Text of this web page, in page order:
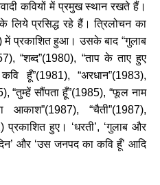
कवियों में प्रमुख स्थान रखते हैं।
लिये प्रसिद्ध रहे हैं। त्रिलोचन का
में प्रकाशित हुआ। उसके बाद “गुलाब
“शब्द”(1980), “ताप के ताए हुए
हूँ”(1981), “अरधान”(1983),
“तुम्हें सौंपता हूँ”(1985), “फूल नाम
“चैती”(1987),
प्रकाशित हुए। ‘धरती’, ‘गुलाब और
और ‘उस जनपद का कवि हूँ’ आदि